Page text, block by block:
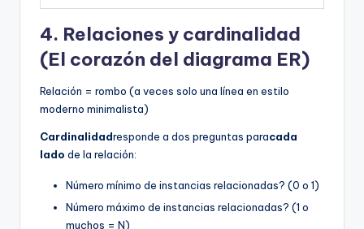
4. Relaciones y cardinalidad
(El corazón del diagrama ER)
Relación = rombo (a veces solo una línea en estilo
moderno minimalista)
Cardinalidadresponde a dos preguntas paracada
lado de la relación:
Número mínimo de instancias relacionadas? (0 o 1)
Número máximo de instancias relacionadas? (1 o
muchos = N)